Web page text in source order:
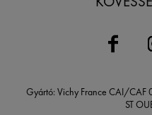
Gyártó: Vichy France CAI/
ST